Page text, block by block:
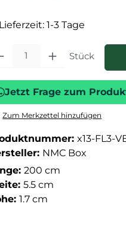
Lieferzeit: 1-3 Tage
Anzahl: Gib den
Stück
Jetzt Frage zum
Zum Merkzettel hinzufügen
x13-FL3-
NMC Box
200 cm
5.5 cm
1.7 cm